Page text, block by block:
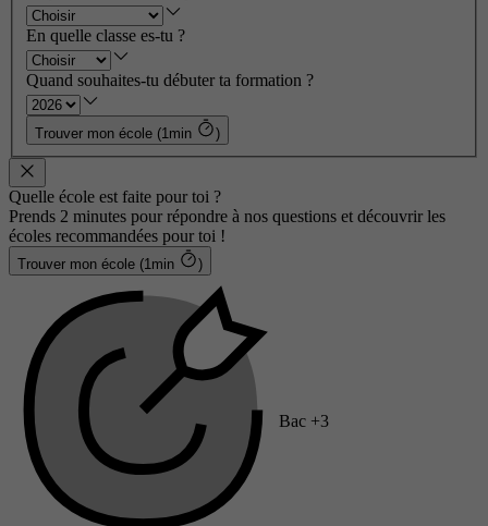
En quelle classe es-tu ?
Quand souhaites-tu débuter ta formation ?
Trouver mon école (1min )
Quelle école est faite pour toi ?
Prends 2 minutes pour répondre à nos questions et découvrir les
écoles recommandées pour toi !
Trouver mon école (1min )
Bac +3